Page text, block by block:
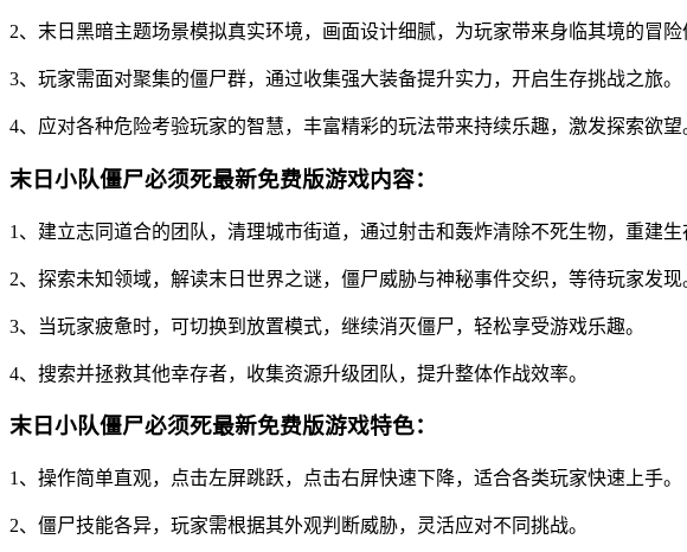
2、末日黑暗主题场景模拟真实环境，画面设计细腻，为玩家带来身临其境的冒险
3、玩家需面对聚集的僵尸群，通过收集强大装备提升实力，开启生存挑战之旅。
4、应对各种危险考验玩家的智慧，丰富精彩的玩法带来持续乐趣，激发探索欲望
末日小队僵尸必须死最新免费版游戏内容：
1、建立志同道合的团队，清理城市街道，通过射击和轰炸清除不死生物，重建生
2、探索未知领域，解读末日世界之谜，僵尸威胁与神秘事件交织，等待玩家发现
3、当玩家疲惫时，可切换到放置模式，继续消灭僵尸，轻松享受游戏乐趣。
4、搜索并拯救其他幸存者，收集资源升级团队，提升整体作战效率。
末日小队僵尸必须死最新免费版游戏特色：
1、操作简单直观，点击左屏跳跃，点击右屏快速下降，适合各类玩家快速上手。
2、僵尸技能各异，玩家需根据其外观判断威胁，灵活应对不同挑战。